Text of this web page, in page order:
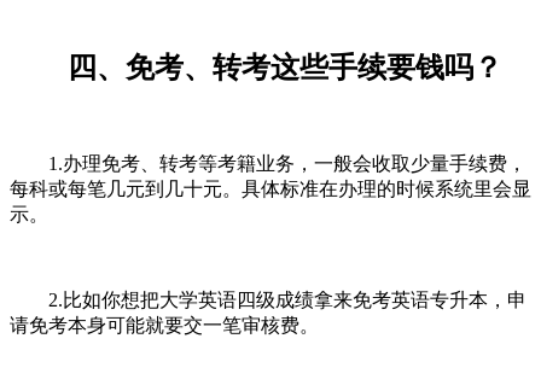
四、免考、转考这些手续要钱吗？
1.办理免考、转考等考籍业务，一般会收取少量手续费，
每科或每笔几元到几十元。具体标准在办理的时候系统里会显
示。
2.比如你想把大学英语四级成绩拿来免考英语专升本，申
请免考本身可能就要交一笔审核费。